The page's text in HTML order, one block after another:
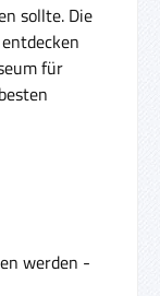
sollte. Die
für
werden -